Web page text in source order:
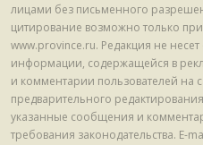
лицами без письменного
цитирование возможно только
www.province.ru. Редакция не несет
информации, содержащейся в
и комментарии пользователей на
предварительного
указанные сообщения и
требования законодательства. E-